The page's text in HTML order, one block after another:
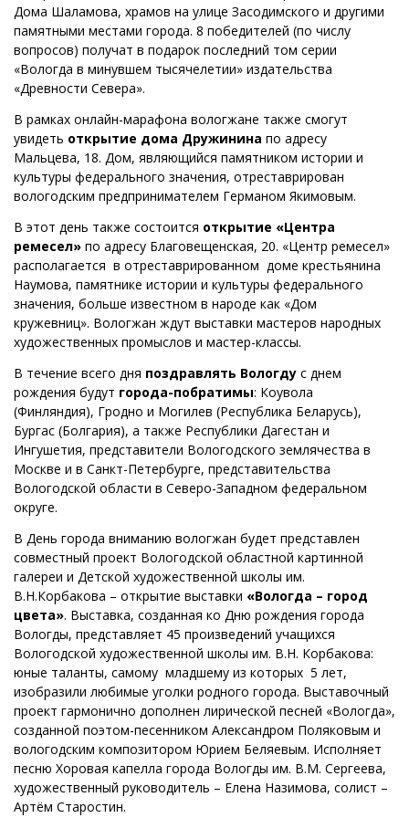
Дома Шаламова, храмов на улице Засодимского и другими
памятными местами города. 8 победителей (по числу
вопросов) получат в подарок последний том серии
«Вологда в минувшем тысячелетии» издательства
«Древности Севера».
В рамках онлайн-марафона вологжане также смогут
увидеть открытие дома Дружинина по адресу
Мальцева, 18. Дом, являющийся памятником истории и
культуры федерального значения, отреставрирован
вологодским предпринимателем Германом Якимовым.
В этот день также состоится открытие «Центра
ремесел» по адресу Благовещенская, 20. «Центр ремесел»
располагается в отреставрированном доме крестьянина
Наумова, памятнике истории и культуры федерального
значения, больше известном в народе как «Дом
кружевниц». Вологжан ждут выставки мастеров народных
художественных промыслов и мастер-классы.
В течение всего дня поздравлять Вологду с днем
рождения будут города-побратимы: Коувола
(Финляндия), Гродно и Могилев (Республика Беларусь),
Бургас (Болгария), а также Республики Дагестан и
Ингушетия, представители Вологодского землячества в
Москве и в Санкт-Петербурге, представительства
Вологодской области в Северо-Западном федеральном
округе.
В День города вниманию вологжан будет представлен
совместный проект Вологодской областной картинной
галереи и Детской художественной школы им.
В.Н.Корбакова – открытие выставки «Вологда – город
цвета». Выставка, созданная ко Дню рождения города
Вологды, представляет 45 произведений учащихся
Вологодской художественной школы им. В.Н. Корбакова:
юные таланты, самому младшему из которых 5 лет,
изобразили любимые уголки родного города. Выставочный
проект гармонично дополнен лирической песней «Вологда»,
созданной поэтом-песенником Александром Поляковым и
вологодским композитором Юрием Беляевым. Исполняет
песню Хоровая капелла города Вологды им. В.М. Сергеева,
художественный руководитель – Елена Назимова, солист –
Артём Старостин.